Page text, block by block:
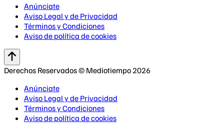
Anúnciate
Aviso Legal y de Privacidad
Términos y Condiciones
Aviso de política de cookies
Derechos Reservados © Mediotiempo 2026
Anúnciate
Aviso Legal y de Privacidad
Términos y Condiciones
Aviso de política de cookies